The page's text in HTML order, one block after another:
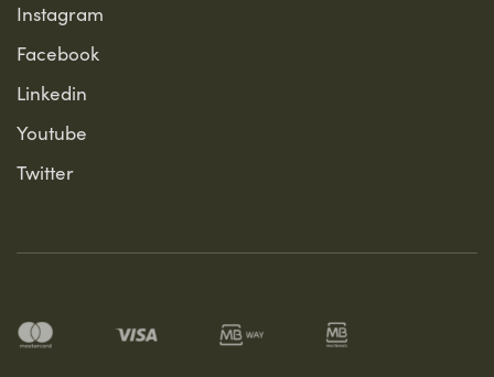
Instagram
Facebook
Linkedin
Youtube
Twitter